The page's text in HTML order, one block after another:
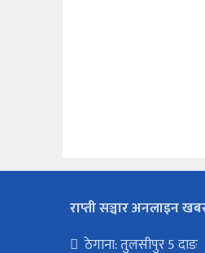
राप्ती सञ्चार अनलाइन
ठेगाना: तुलसीपुर 5 दाङ